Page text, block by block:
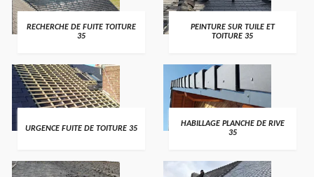
RECHERCHE DE FUITE TOITURE
35
PEINTURE SUR TUILE ET
TOITURE 35
URGENCE FUITE DE TOITURE 35
HABILLAGE PLANCHE DE RIVE
35